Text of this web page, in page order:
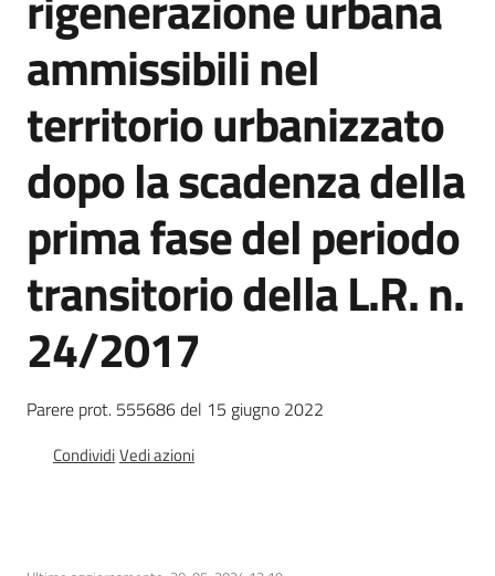
t
r
d
l
o
n
t
r
i
b
t
ammissibili nel
territorio urbanizzato
dopo la scadenza della
prima fase del periodo
transitorio della L.R. n.
24/2017
Parere prot. 555686 del 15 giugno 2022
CondividiVedi azioni